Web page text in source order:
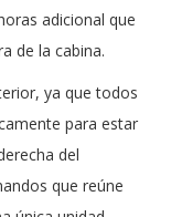
adicional que
de la cabina.
ya que todos
para estar
del
que reúne